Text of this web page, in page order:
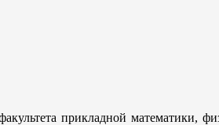
прикладной математики,